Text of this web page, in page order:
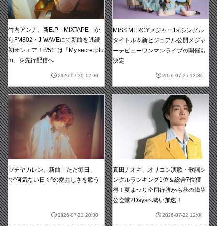
竹内アンナ、新E.P「MIXTAPE」か
らFM802・J-WAVEにて新曲を連続
初オンエア！8/5には『My secret plu
m』を先行配信へ
2026-07-30 12:00
MISS MERCYメジャー1stシングル
タイトル＆新ビジュアル公開メジャ
ーデビューワンマンライブの開催も
決定
2026-07-25 12:30
ツチヤカレン、新曲「ただ毎日」
で“何気ない日々”の愛おしさを歌う
2026-07-23 20:00
真田ナオキ、オリコン演歌・歌謡シ
ングルランキング1位＆総合7位獲
得！夏まつり全国行脚から秋の浅草
公会堂2Daysへ勢い加速！
2026-07-22 12:00